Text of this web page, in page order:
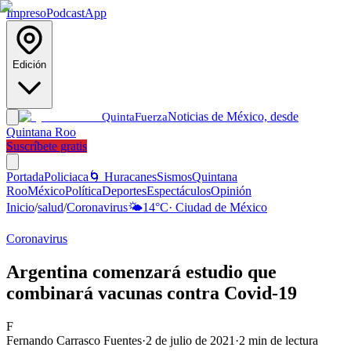
ImpresoPodcastApp
Edición
QuintaFuerzaNoticias de México, desde
Quintana Roo
Suscríbete gratis
PortadaPoliciaca 🌀 HuracanesSismosQuintana
RooMéxicoPolíticaDeportesEspectáculosOpinión
Inicio/salud/Coronavirus🌤️14°C· Ciudad de México
Coronavirus
Argentina comenzará estudio que
combinará vacunas contra Covid-19
F
Fernando Carrasco Fuentes·2 de julio de 2021 ·2 min de lectura